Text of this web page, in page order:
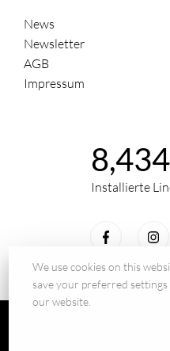
News
Newsletter
AGB
Impressum
Installierte
© 2026 - BILTON
We use cookies on this
save your preferred
our website.